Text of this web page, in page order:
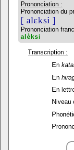
Prononciation :
Prononciation du
[ alɛksi ]
Prononciation
alèksi
Transcription :
En
En
En
Niveau